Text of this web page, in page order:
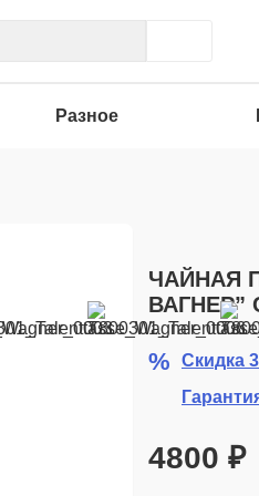
Разное
ЧАЙНАЯ
ВАГНЕР”
Скидка
4800 ₽